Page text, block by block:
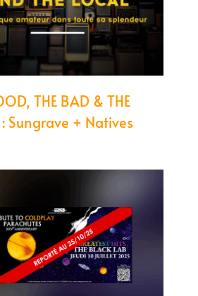
THE BAD & THE
: Sungrave + Natives